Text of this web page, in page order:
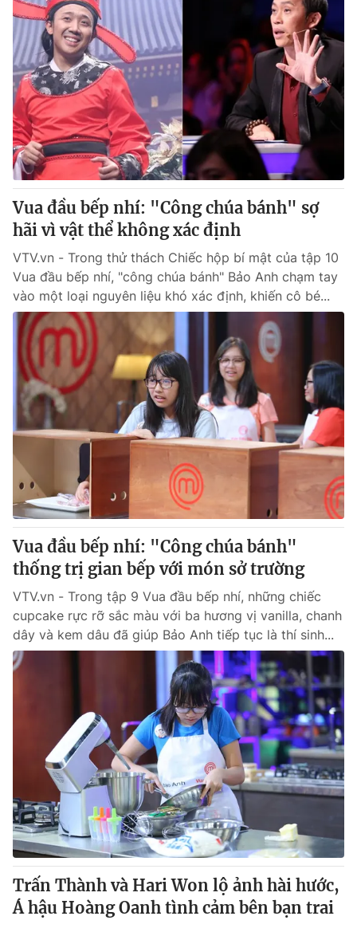
Vua đầu bếp nhí: "Công chúa bánh" sợ
hãi vì vật thể không xác định
VTV.vn - Trong thử thách Chiếc hộp bí mật của tập 10
Vua đầu bếp nhí, "công chúa bánh" Bảo Anh chạm tay
vào một loại nguyên liệu khó xác định, khiến cô bé...
Vua đầu bếp nhí: "Công chúa bánh"
thống trị gian bếp với món sở trường
VTV.vn - Trong tập 9 Vua đầu bếp nhí, những chiếc
cupcake rực rỡ sắc màu với ba hương vị vanilla, chanh
dây và kem dâu đã giúp Bảo Anh tiếp tục là thí sinh...
Trấn Thành và Hari Won lộ ảnh hài hước,
Á hậu Hoàng Oanh tình cảm bên bạn trai